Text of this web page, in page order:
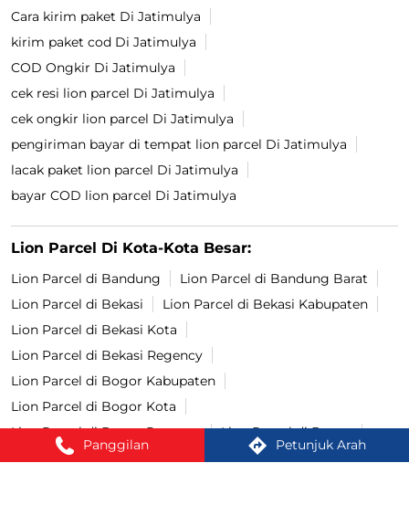
Panggilan Petunjuk Arah
Cara kirim paket Di Jatimulya
kirim paket cod Di Jatimulya
COD Ongkir Di Jatimulya
cek resi lion parcel Di Jatimulya
cek ongkir lion parcel Di Jatimulya
pengiriman bayar di tempat lion parcel Di Jatimulya
lacak paket lion parcel Di Jatimulya
bayar COD lion parcel Di Jatimulya
Lion Parcel Di Kota-Kota Besar:
Lion Parcel di Bandung
Lion Parcel di Bandung Barat
Lion Parcel di Bekasi
Lion Parcel di Bekasi Kabupaten
Lion Parcel di Bekasi Kota
Lion Parcel di Bekasi Regency
Lion Parcel di Bogor Kabupaten
Lion Parcel di Bogor Kota
Lion Parcel di Bogor Regency
Lion Parcel di Bogor
Lion Parcel di Cianjur
Lion Parcel di Cimahi